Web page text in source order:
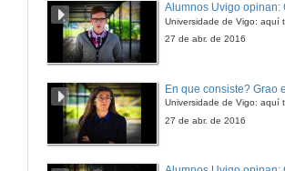
22 de abr. de 2015
22 de abr. de 2015
Universidade de Vigo: aquí
27 de abr. de 2016
Universidade de Vigo: aquí
27 de abr. de 2016